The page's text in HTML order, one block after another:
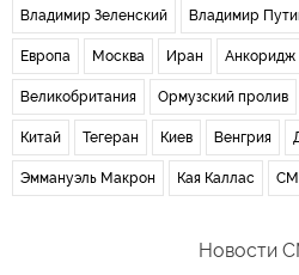
Владимир Зеленский Владимир
Европа Москва Иран Анкоридж
Великобритания Ормузский пролив
Китай Тегеран Киев Венгрия
Эммануэль Макрон Кая Каллас
Новости